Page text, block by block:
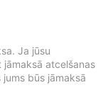
Ja jūsu
atcelšanas
būs jāmaksā